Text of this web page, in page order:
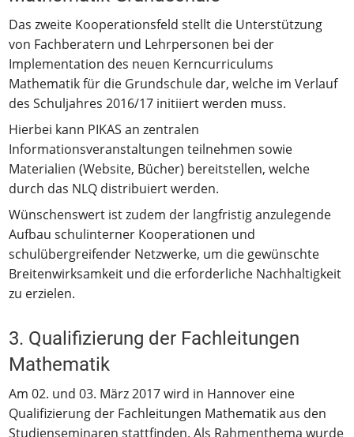
Das zweite Kooperationsfeld stellt die Unterstützung
von Fachberatern und Lehrpersonen bei der
Implementation des neuen Kerncurriculums
Mathematik für die Grundschule dar, welche im Verlauf
des Schuljahres 2016/17 initiiert werden muss.
Hierbei kann PIKAS an zentralen
Informationsveranstaltungen teilnehmen sowie
Materialien (Website, Bücher) bereitstellen, welche
durch das NLQ distribuiert werden.
Wünschenswert ist zudem der langfristig anzulegende
Aufbau schulinterner Kooperationen und
schulübergreifender Netzwerke, um die gewünschte
Breitenwirksamkeit und die erforderliche Nachhaltigkeit
zu erzielen.
3. Qualifizierung der Fachleitungen
Mathematik
Am 02. und 03. März 2017 wird in Hannover eine
Qualifizierung der Fachleitungen Mathematik aus den
Studienseminaren stattfinden. Als Rahmenthema wurde